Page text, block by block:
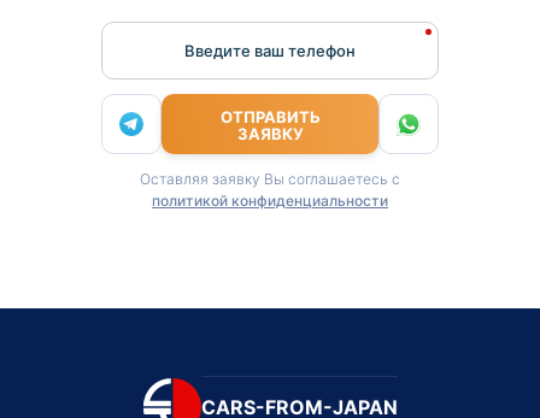
Введите ваш телефон
ОТПРАВИТЬ
ЗАЯВКУ
Оставляя заявку Вы соглашаетесь с
политикой конфиденциальности
CARS-FROM-JAPAN